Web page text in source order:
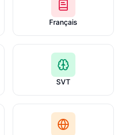
Français
SVT